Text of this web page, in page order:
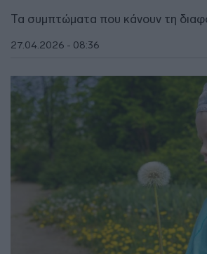
Τα συμπτώματα που κάνουν τη
27.04.2026 - 08:36